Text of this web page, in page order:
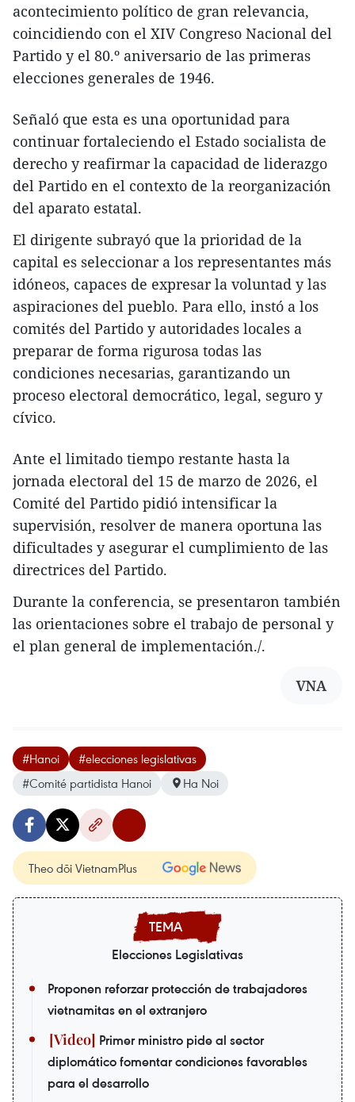
acontecimiento político de gran relevancia,
coincidiendo con el XIV Congreso Nacional del
Partido y el 80.º aniversario de las primeras
elecciones generales de 1946.
Señaló que esta es una oportunidad para
continuar fortaleciendo el Estado socialista de
derecho y reafirmar la capacidad de liderazgo
del Partido en el contexto de la reorganización
del aparato estatal.
El dirigente subrayó que la prioridad de la
capital es seleccionar a los representantes más
idóneos, capaces de expresar la voluntad y las
aspiraciones del pueblo. Para ello, instó a los
comités del Partido y autoridades locales a
preparar de forma rigurosa todas las
condiciones necesarias, garantizando un
proceso electoral democrático, legal, seguro y
cívico.
Ante el limitado tiempo restante hasta la
jornada electoral del 15 de marzo de 2026, el
Comité del Partido pidió intensificar la
supervisión, resolver de manera oportuna las
dificultades y asegurar el cumplimiento de las
directrices del Partido.
Durante la conferencia, se presentaron también
las orientaciones sobre el trabajo de personal y
el plan general de implementación./.
VNA
#Hanoi
#elecciones legislativas
#Comité partidista Hanoi
Ha Noi
Theo dõi VietnamPlus
Elecciones Legislativas
Proponen reforzar protección de trabajadores
vietnamitas en el extranjero
Primer ministro pide al sector
diplomático fomentar condiciones favorables
para el desarrollo